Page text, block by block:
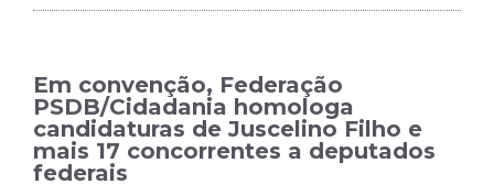
Em convenção, Federação
PSDB/Cidadania homologa
candidaturas de Juscelino Filho e
mais 17 concorrentes a deputados
federais